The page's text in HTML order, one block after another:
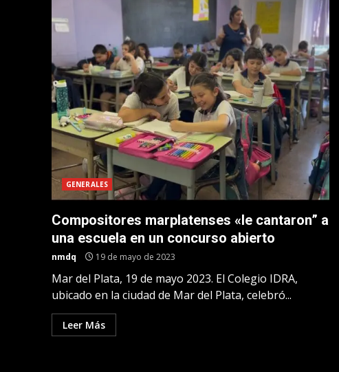
GENERALES
Compositores marplatenses «le cantaron” a
una escuela en un concurso abierto
nmdq 19 de mayo de 2023
Mar del Plata, 19 de mayo 2023. El Colegio IDRA,
ubicado en la ciudad de Mar del Plata, celebró...
Leer Más